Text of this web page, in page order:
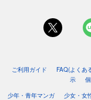
ご利用ガイド FAQ(よくあ
示
少年・青年マンガ
少女・女